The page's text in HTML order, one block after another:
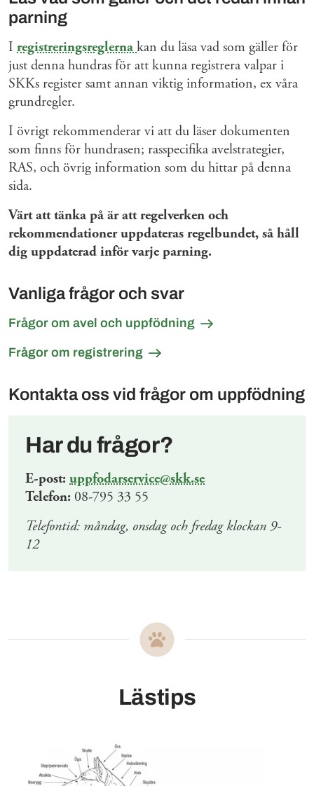
parning
I registreringsreglernakan du läsa vad som gäller för
just denna hundras för att kunna registrera valpar i
SKKs register samt annan viktig information, ex våra
grundregler.
I övrigt rekommenderar vi att du läser dokumenten
som finns för hundrasen; rasspecifika avelstrategier,
RAS, och övrig information som du hittar på denna
sida.
Värt att tänka på är att regelverken och
rekommendationer uppdateras regelbundet, så håll
dig uppdaterad inför varje parning.
Vanliga frågor och svar
Frågor om avel och uppfödning
Frågor om registrering
Kontakta oss vid frågor om uppfödning
Har du frågor?
E-post: uppfodarservice@skk.se
Telefon: 08-795 33 55
Telefontid: måndag, onsdag och fredag klockan 9-
12
Lästips